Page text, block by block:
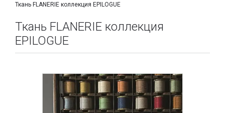
Ткань FLANERIE коллекция EPILOGUE
Ткань FLANERIE коллекция
EPILOGUE